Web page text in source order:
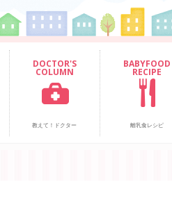
DOCTOR'S
COLUMN
教えて！ドクター
BABYFOOD
RECIPE
離乳食レシピ